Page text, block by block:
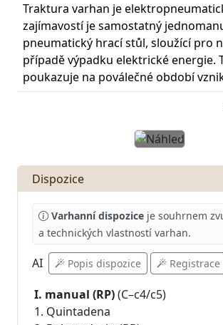
Traktura varhan je
zajímavostí je samostatný
pneumatický hrací stůl, sloužící pro
případě výpadku elektrické energie.
poukazuje na poválečné období
PředchozíDalší
Dispozice
Varhanní dispozice je souhrnem
a technických vlastností varhan.
AI Popis dispozice Registrace
I. manual (RP)(C–c4/c5)
1. Quintadena